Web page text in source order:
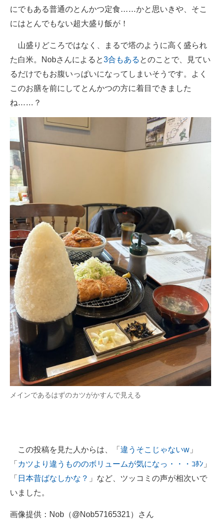
製造業のIT導入・活用を支援
モノづくり技術者専門サイト
エレクトロニクス専門サイト
エネルギーの専門メディア
ちょっと気になるネットの話題
にでもある普通のとんかつ定食……かと思いきや、そこ
にはとんでもない超大盛り飯が！
山盛りどころではなく、まるで塔のように高く盛られ
た白米。Nobさんによると3合もある とのことで、見てい
るだけでもお腹いっぱいになってしまいそうです。よく
このお膳を前にしてとんかつの方に着目できました
ね……？
メインであるはずのカツがかすんで見える
この投稿を見た人からは、「 違うそこじゃないw 」
「 カツより違うもののボリュームが気になっ・・・ｺﾎﾝ 」
「 日本昔ばなしかな？ 」など、ツッコミの声が相次いで
いました。
画像提供：Nob（@Nob57165321）さん